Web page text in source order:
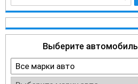
Выберите автомобиль